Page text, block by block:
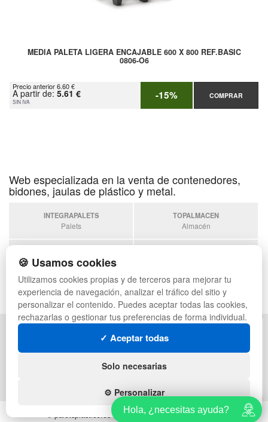
MEDIA PALETA LIGERA ENCAJABLE 600 X 800 REF.BASIC
0806-O6
Precio anterior 6.60 €
A partir de: 5.61 €
SIN IVA -15% COMPRAR
Web especializada en la venta de contenedores,
bidones, jaulas de plástico y metal.
INTEGRAPALETS
Palets
TOPALMACEN
Almacén
Contenedores
ESTANTERIASKIT
Estanterias
POLÍTICA DE PRIVACIDAD
MAPA WEB
© paletsplastico.es - Todos los derechos reservados
🍪 Usamos cookies
Utilizamos cookies propias y de terceros para mejorar tu
experiencia de navegación, analizar el tráfico del sitio y
personalizar el contenido. Puedes aceptar todas las cookies,
rechazarlas o gestionar tus preferencias de forma individual.
✓ Aceptar todas
Solo necesarias
⚙️ Personalizar
Hola, ¿necesitas ayuda?